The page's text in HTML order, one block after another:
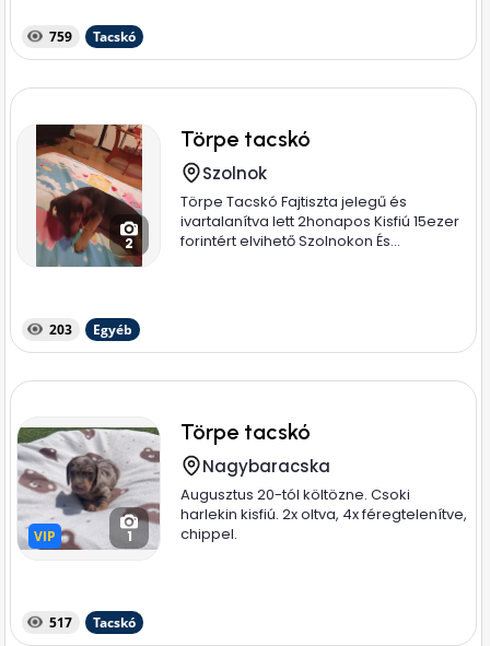
759 Tacskó
2
Törpe tacskó
Szolnok
Törpe Tacskó Fajtiszta jelegű és
ivartalanítva lett 2honapos Kisfiú 15ezer
forintért elvihető Szolnokon És...
203 Egyéb
VIP
VIP 1
Törpe tacskó
Nagybaracska
Augusztus 20-tól költözne. Csoki
harlekin kisfiú. 2x oltva, 4x féregtelenítve,
chippel.
517 Tacskó